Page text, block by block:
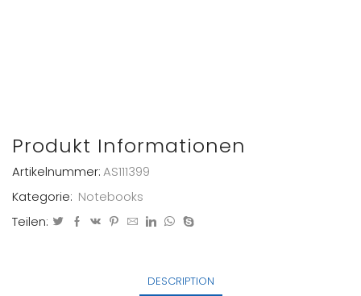
Produkt Informationen
Artikelnummer:AS111399
Kategorie: Notebooks
Teilen:
DESCRIPTION